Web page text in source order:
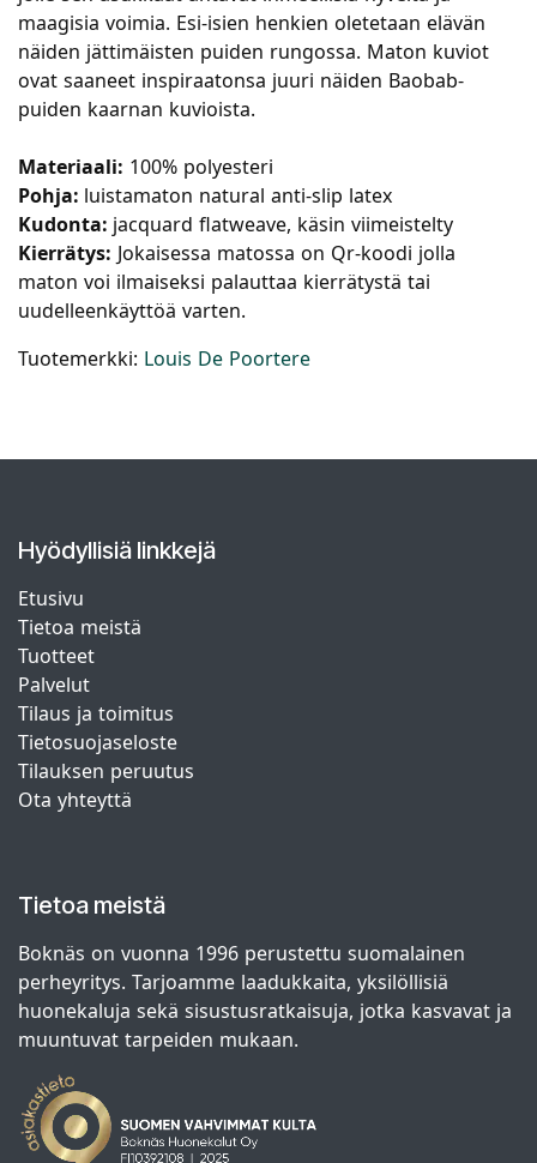
maagisia voimia. Esi-isien henkien oletetaan elävän
näiden jättimäisten puiden rungossa. Maton kuviot
ovat saaneet inspiraatonsa juuri näiden Baobab-
puiden kaarnan kuvioista.
Materiaali: 100% polyesteri
Pohja: luistamaton natural anti-slip latex
Kudonta: jacquard flatweave, käsin viimeistelty
Kierrätys: Jokaisessa matossa on Qr-koodi jolla
maton voi ilmaiseksi palauttaa kierrätystä tai
uudelleenkäyttöä varten.
Tuotemerkki: Louis De Poortere
Hyödyllisiä linkkejä
Etusivu
Tietoa meistä
Tuotteet
Palvelut
Tilaus ja toimitus
Tietosuojaseloste
Tilauksen peruutus
Ota yhteyttä
Tietoa meistä
Boknäs on vuonna 1996 perustettu suomalainen
perheyritys. Tarjoamme laadukkaita, yksilöllisiä
huonekaluja sekä sisustusratkaisuja, jotka kasvavat ja
muuntuvat tarpeiden mukaan.